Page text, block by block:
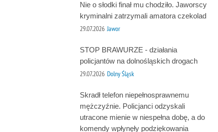
Nie o słodki finał mu chodziło. Jaworscy
kryminalni zatrzymali amatora czekolad
29.07.2026 Jawor
STOP BRAWURZE - działania
policjantów na dolnośląskich drogach
29.07.2026 Dolny Śląsk
Skradł telefon niepełnosprawnemu
mężczyźnie. Policjanci odzyskali
utracone mienie w niespełna dobę, a do
komendy wpłynęły podziękowania